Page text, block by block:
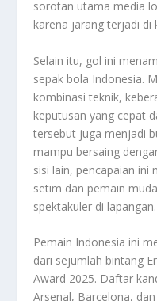
sorotan utama media
karena jarang terjadi di
Selain itu, gol ini
sepak bola Indonesia.
kombinasi teknik,
keputusan yang cepat
tersebut juga menjadi
mampu bersaing
sisi lain, pencapaian ini
setim dan pemain
spektakuler di lapangan.
Pemain Indonesia ini
dari sejumlah bintang
Award 2025. Daftar
Arsenal, Barcelona,